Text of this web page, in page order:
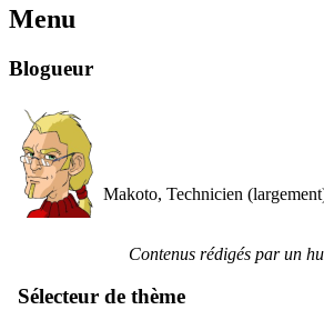
Menu
Blogueur
Makoto, Technicien
Contenus rédigés par un
Sélecteur de thème